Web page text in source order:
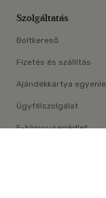
Szolgáltatás
Boltkereső
Fizetés és szállítás
Ajándékkártya
Ügyfélszolgálat
E-könyv-segédlet